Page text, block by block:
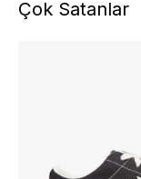
Çok Satanlar